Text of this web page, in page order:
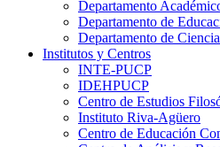
Departamento
Departamento de
Departamento de
Institutos y Centros
INTE-PUCP
IDEHPUCP
Centro de Estudios
Instituto Riva-Agüero
Centro de Educación